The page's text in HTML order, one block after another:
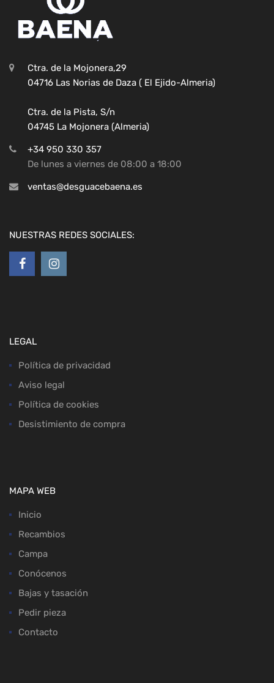
Ctra. de la Mojonera,29
04716 Las Norias de Daza ( El Ejido-Almeria)
Ctra. de la Pista, S/n
04745 La Mojonera (Almeria)
+34 950 330 357
De lunes a viernes de 08:00 a 18:00
ventas@desguacebaena.es
NUESTRAS REDES SOCIALES:
LEGAL
Política de privacidad
Aviso legal
Política de cookies
Desistimiento de compra
MAPA WEB
Inicio
Recambios
Campa
Conócenos
Bajas y tasación
Pedir pieza
Contacto